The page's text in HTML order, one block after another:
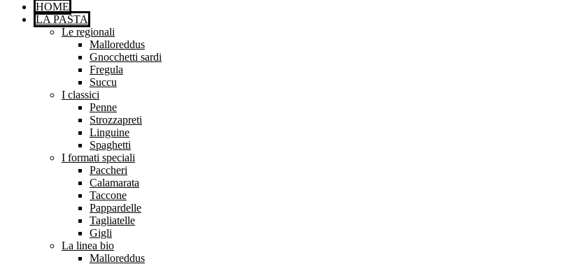
HOME
LA PASTA
Le regionali
Malloreddus
Gnocchetti sardi
Fregula
Succu
I classici
Penne
Strozzapreti
Linguine
Spaghetti
I formati speciali
Paccheri
Calamarata
Taccone
Pappardelle
Tagliatelle
Gigli
La linea bio
Malloreddus